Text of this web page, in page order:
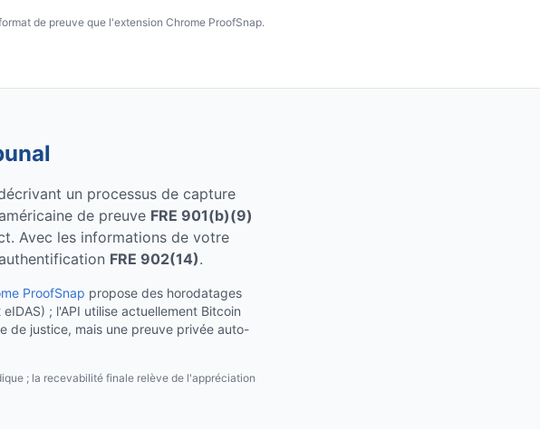
de preuve que l'extension Chrome ProofSnap.
un processus de capture
de preuve FRE 901(b)(9)
Avec les informations de votre
FRE 902(14).
ProofSnap propose des horodatages
; l'API utilise actuellement Bitcoin
de justice, mais une preuve privée auto-
; la recevabilité finale relève de l'appréciation